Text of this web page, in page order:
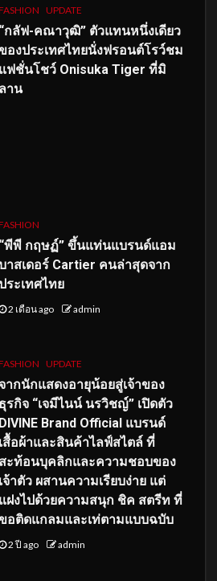
UPDATE
“กลัฟ-คณาวุฒิ” ตัวแทนหนึ่งเดียว
องประเทศไทยนั่งฟรอนต์โรว์ชม
แฟชั่นโชว์ Onisuka Tiger ที่มิ
ลาน
“พีพี กฤษฏ์” ขึ้นแท่นแบรนด์แอม
าสเดอร์ Cartier คนล่าสุดจาก
ประเทศไทย
2 เดือน ago admin
UPDATE
ากนักแสดงอายุน้อยสู่เจ้าของ
ธุรกิจ “เจมีไนน์ นรวิชญ์” เปิดตัว
DIVINE Brand Official แบรนด์
เสื้อผ้าและสินค้าไลฟ์สไตล์ ที่
สะท้อนบุคลิกและความชอบของ
เจ้าตัว ผสานความเรียบง่าย แต่
แฝงไปด้วยความสนุก ชิค สตรีท ที่
อติดแกลมและเท่ตามแบบฉบับ
2 ปี ago admin